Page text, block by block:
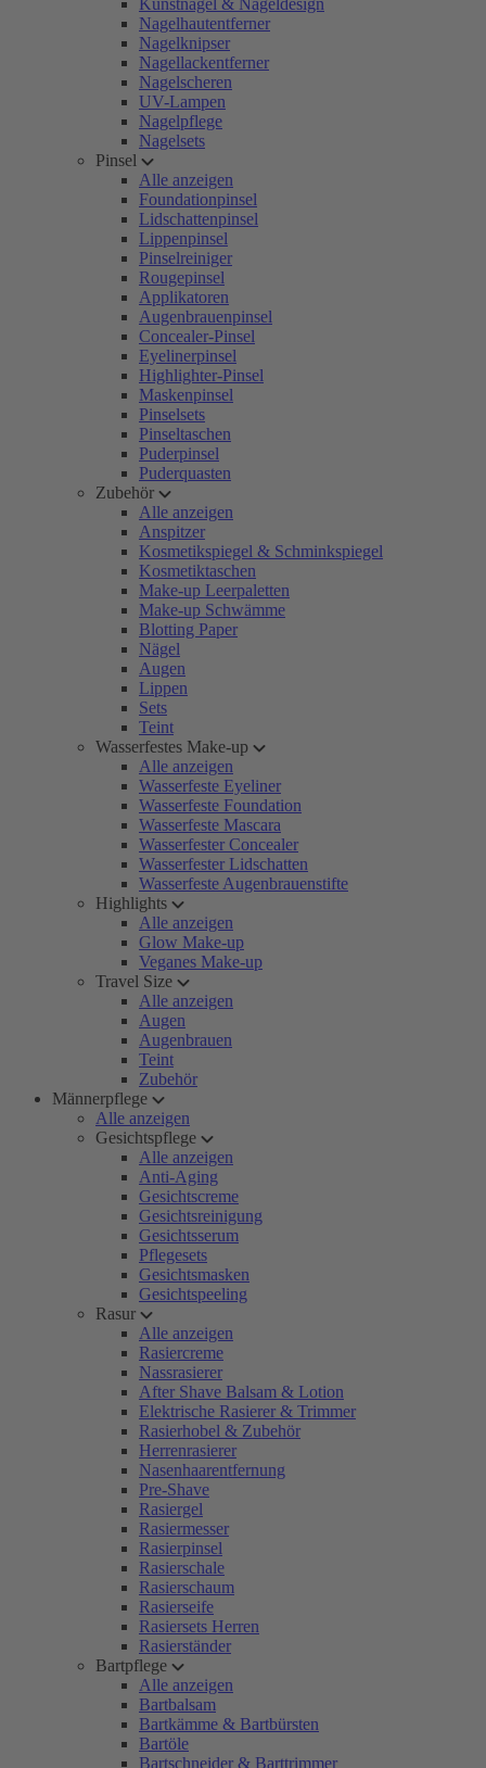
Kunstnägel & Nageldesign
Nagelhautentferner
Nagelknipser
Nagellackentferner
Nagelscheren
UV-Lampen
Nagelpflege
Nagelsets
Pinsel
Alle anzeigen
Foundationpinsel
Lidschattenpinsel
Lippenpinsel
Pinselreiniger
Rougepinsel
Applikatoren
Augenbrauenpinsel
Concealer-Pinsel
Eyelinerpinsel
Highlighter-Pinsel
Maskenpinsel
Pinselsets
Pinseltaschen
Puderpinsel
Puderquasten
Zubehör
Alle anzeigen
Anspitzer
Kosmetikspiegel & Schminkspiegel
Kosmetiktaschen
Make-up Leerpaletten
Make-up Schwämme
Blotting Paper
Nägel
Augen
Lippen
Sets
Teint
Wasserfestes Make-up
Alle anzeigen
Wasserfeste Eyeliner
Wasserfeste Foundation
Wasserfeste Mascara
Wasserfester Concealer
Wasserfester Lidschatten
Wasserfeste Augenbrauenstifte
Highlights
Alle anzeigen
Glow Make-up
Veganes Make-up
Travel Size
Alle anzeigen
Augen
Augenbrauen
Teint
Zubehör
Männerpflege
Alle anzeigen
Gesichtspflege
Alle anzeigen
Anti-Aging
Gesichtscreme
Gesichtsreinigung
Gesichtsserum
Pflegesets
Gesichtsmasken
Gesichtspeeling
Rasur
Alle anzeigen
Rasiercreme
Nassrasierer
After Shave Balsam & Lotion
Elektrische Rasierer & Trimmer
Rasierhobel & Zubehör
Herrenrasierer
Nasenhaarentfernung
Pre-Shave
Rasiergel
Rasiermesser
Rasierpinsel
Rasierschale
Rasierschaum
Rasierseife
Rasiersets Herren
Rasierständer
Bartpflege
Alle anzeigen
Bartbalsam
Bartkämme & Bartbürsten
Bartöle
Bartschneider & Barttrimmer